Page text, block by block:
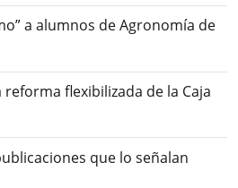
a alumnos de Agronomía de
flexibilizada de la Caja
que lo señalan